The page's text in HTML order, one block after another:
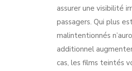
assurer une visibilité
passagers. Qui plus
malintentionnés
additionnel
cas, les films teintés